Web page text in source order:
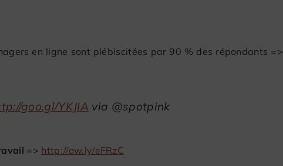
en ligne sont plébiscitées par 90 % des répondants =>
goo.gl/YKJIA via @spotpink
=> http://ow.ly/eFRzC